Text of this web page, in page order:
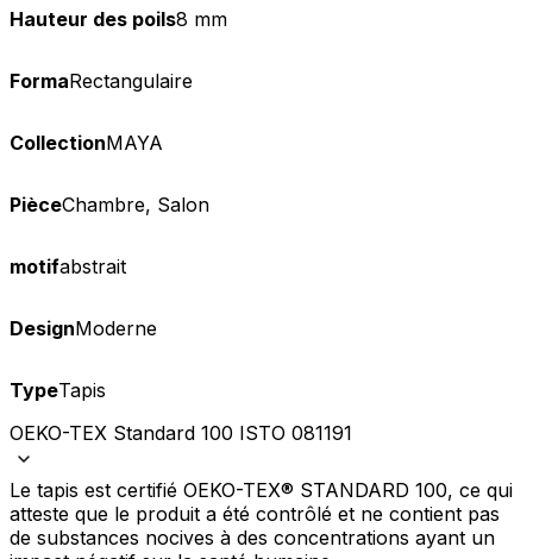
Hauteur des poils8 mm
FormaRectangulaire
CollectionMAYA
PièceChambre, Salon
motifabstrait
DesignModerne
TypeTapis
OEKO-TEX Standard 100 ISTO 081191
Le tapis est certifié OEKO-TEX® STANDARD 100, ce qui
atteste que le produit a été contrôlé et ne contient pas
de substances nocives à des concentrations ayant un